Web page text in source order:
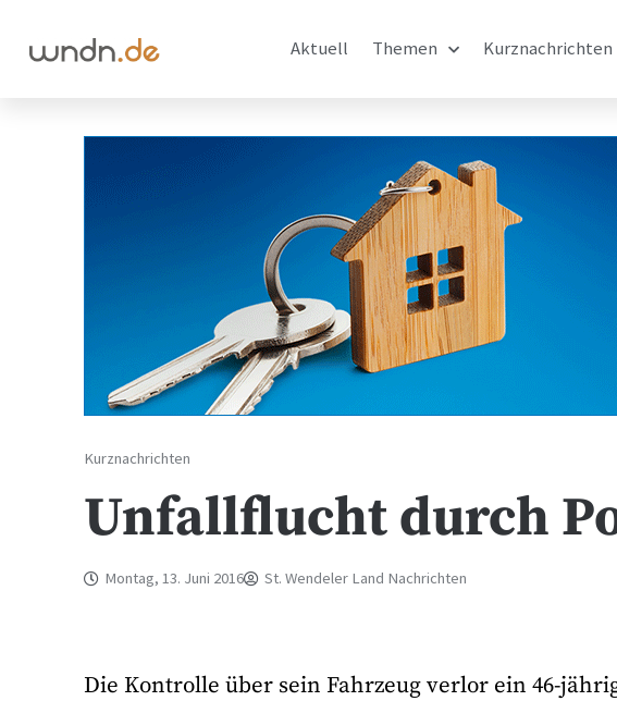
Aktuell Themen Kurznachrichten
Kurznachrichten
Unfallflucht durch
Montag, 13. Juni 2016 St. Wendeler Land Nachrichten
Die Kontrolle über sein Fahrzeug verlor ein 46-